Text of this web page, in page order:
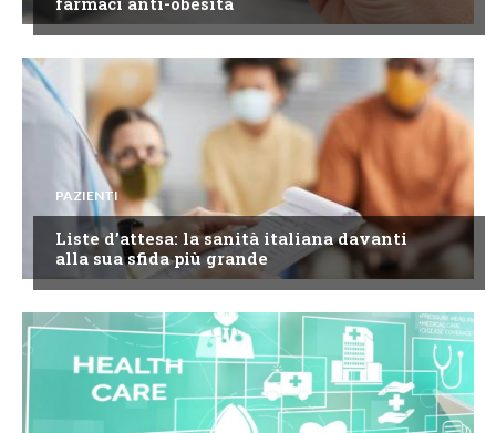
PAZIENTI
Liste d’attesa: la sanità italiana davanti
alla sua sfida più grande